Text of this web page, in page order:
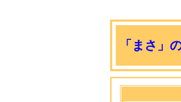
「まさ」